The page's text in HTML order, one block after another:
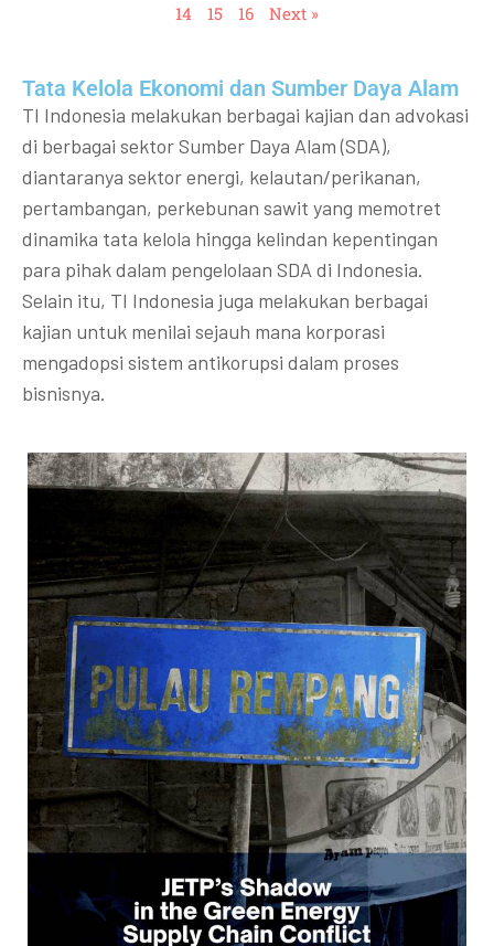
14
15 16 Next »
Tata Kelola Ekonomi dan Sumber Daya Alam
TI Indonesia melakukan berbagai kajian dan advokasi
di berbagai sektor Sumber Daya Alam (SDA),
diantaranya sektor energi, kelautan/perikanan,
pertambangan, perkebunan sawit yang memotret
dinamika tata kelola hingga kelindan kepentingan
para pihak dalam pengelolaan SDA di Indonesia.
Selain itu, TI Indonesia juga melakukan berbagai
kajian untuk menilai sejauh mana korporasi
mengadopsi sistem antikorupsi dalam proses
bisnisnya.